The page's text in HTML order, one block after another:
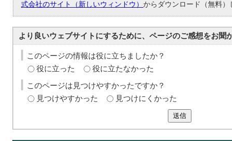
式会社のサイト（新しいウィンドウ） からダウンロード（無料）
より良いウェブサイトにするために、ページのご感想をお聞
このページの情報は役に立ちましたか？
役に立った
役に立たなかった
このページは見つけやすかったですか？
見つけやすかった
見つけにくかった
送信